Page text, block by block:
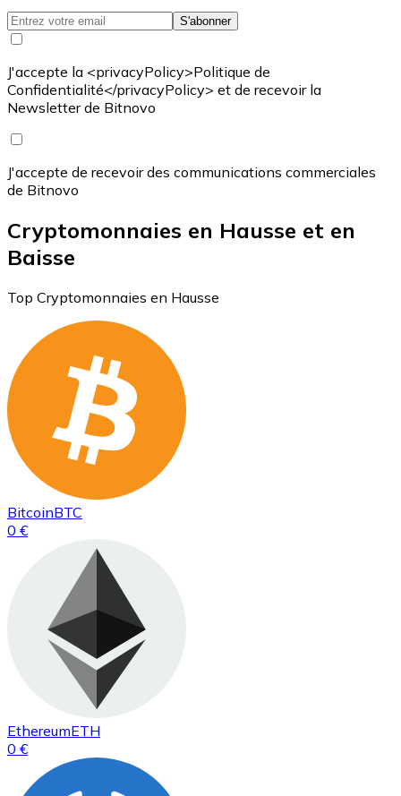
S'abonner
J'accepte la <privacyPolicy>Politique de
Confidentialité</privacyPolicy> et de recevoir la
Newsletter de Bitnovo
J'accepte de recevoir des communications commerciales
de Bitnovo
Cryptomonnaies en Hausse et en
Baisse
Top Cryptomonnaies en Hausse
BitcoinBTC
0 €
EthereumETH
0 €